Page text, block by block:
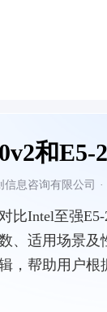
和E5-
息咨询有限公司 ·
比Intel至强
、适用场景及
，帮助用户根